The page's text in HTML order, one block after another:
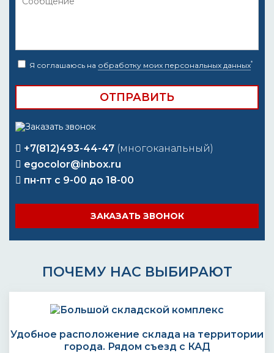
Я соглашаюсь на обработку моих персональных данных*
+7(812)493-44-47 (многоканальный)
egocolor@inbox.ru
пн-пт с 9-00 до 18-00
ЗАКАЗАТЬ ЗВОНОК
ПОЧЕМУ НАС ВЫБИРАЮТ
Удобное расположение склада на территории
города. Рядом съезд с КАД